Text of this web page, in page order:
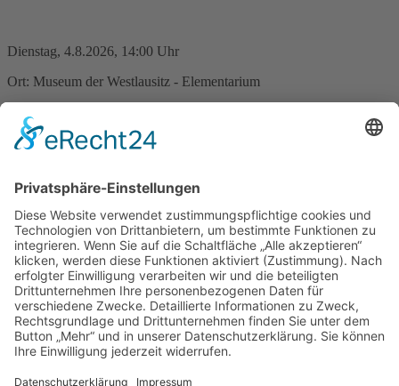
Dienstag, 4.8.2026, 14:00 Uhr
Ort: Museum der Westlausitz - Elementarium
Sommerferien 2026 im
Museum der Westlausitz:
Fossilienforscher
Wie kann es sein, dass Tiere und Pflanzen, die vor Millionen Jahren
gelebt haben, heute noch erhalten sind? Wir gehen der Sache auf
den Grund. Treffpunkt: Elementarium Kamenz, Pulsnitzer Str. 16
Eine Anmeldung ist erforderlich; über das Buchungsportal des
Museums oder 03571-788310
Zurück
»facebook.com/kamenz.news »facebook.com/rathaus.kamenz
»facebook.com/Kamenz.Tourismus